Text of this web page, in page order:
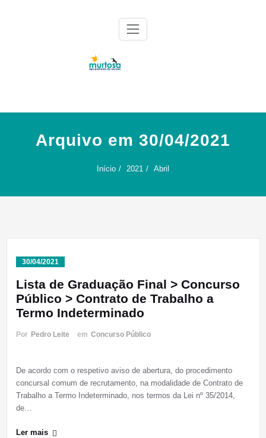
Arquivo em 30/04/2021
Início 2021 Abril
30/04/2021
Lista de Graduação Final > Concurso
Público > Contrato de Trabalho a
Termo Indeterminado
Por Pedro Leite em Concurso Público
De acordo com o respetivo aviso de abertura, do procedimento
concursal comum de recrutamento, na modalidade de Contrato de
Trabalho a Termo Indeterminado, nos termos da Lei nº 35/2014,
de…
Ler mais